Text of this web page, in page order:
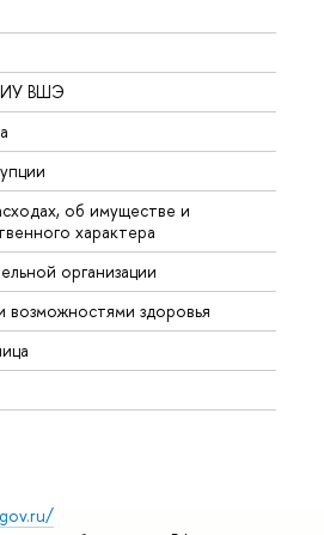
ВШЭ
об имуществе и
характера
организации
здоровья